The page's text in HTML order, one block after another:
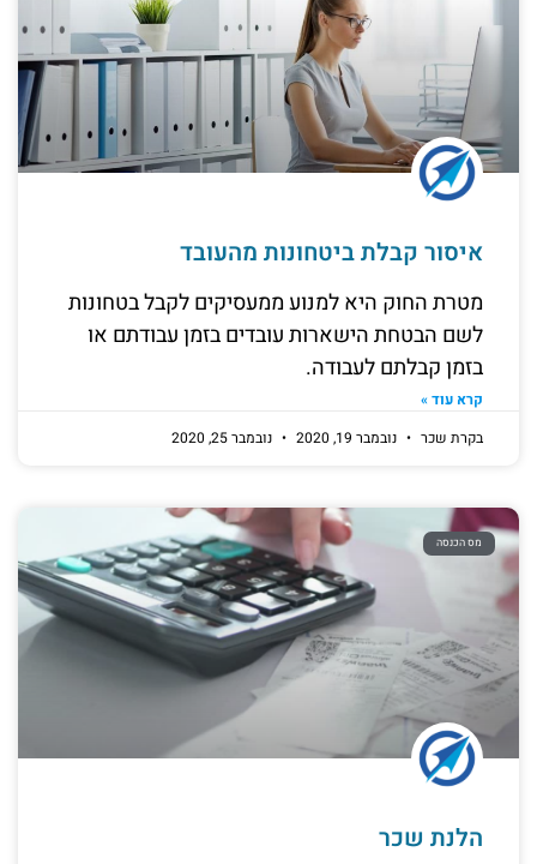
איסור קבלת ביטחונות מהעובד
מטרת החוק היא למנוע ממעסיקים לקבל בטחונות
לשם הבטחת הישארות עובדים בזמן עבודתם או
בזמן קבלתם לעבודה.
קרא עוד »
בקרת שכר
נובמבר 19, 2020 נובמבר 25, 2020
מס הכנסה
הלנת שכר